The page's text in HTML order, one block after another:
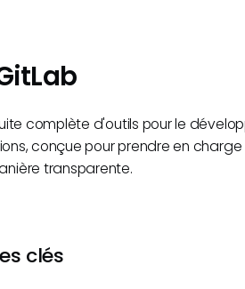
complète d'outils pour le
conçue pour prendre en
transparente.
clés